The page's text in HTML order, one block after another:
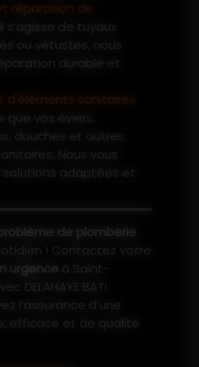
s’agisse de tuyaux
ou vétustes, nous
durable et
que vos éviers,
douches et autres
Nous vous
solutions adaptées et
de plomberie
! Contactez votre
urgence à Saint-
DELAHAYE BATI
l’assurance d’une
efficace et de qualité.